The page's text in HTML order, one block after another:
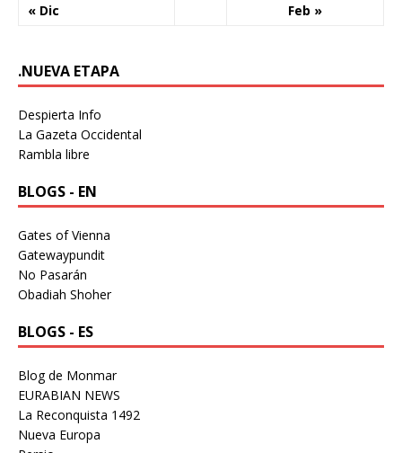
« Dic Feb »
.NUEVA ETAPA
Despierta Info
La Gazeta Occidental
Rambla libre
BLOGS - EN
Gates of Vienna
Gatewaypundit
No Pasarán
Obadiah Shoher
BLOGS - ES
Blog de Monmar
EURABIAN NEWS
La Reconquista 1492
Nueva Europa